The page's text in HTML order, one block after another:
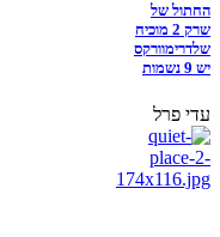
החתול של
שרק 2 מוכיח
שלדרימוורקס
יש 9 נשמות
עדי פרל